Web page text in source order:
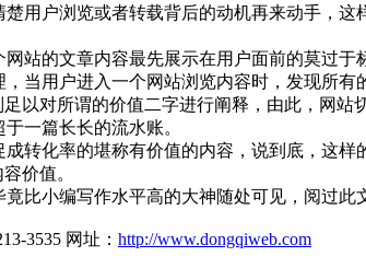
用户浏览或者转载背后的动机再来动手，
的文章内容最先展示在用户面前的莫过于
当用户进入一个网站浏览内容时，发现所
对所谓的价值二字进行阐释，由此，网站
一篇长长的流水账。
化率的堪称有价值的内容，说到底，这样
价值。
小编写作水平高的大神随处可见，阅过此
3535 网址： http://www.dongqiweb.com